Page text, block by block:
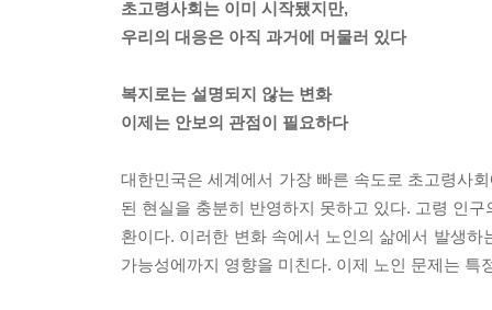
초고령사회는 이미 시작됐지만,
우리의 대응은 아직 과거에 머물러 있다
복지로는 설명되지 않는 변화
이제는 안보의 관점이 필요하다
대한민국은 세계에서 가장 빠른 속도로 초고령사
된 현실을 충분히 반영하지 못하고 있다. 고령 인
환이다. 이러한 변화 속에서 노인의 삶에서 발생
가능성에까지 영향을 미친다. 이제 노인 문제는